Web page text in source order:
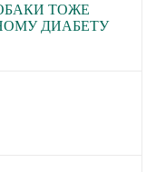
ТОЖЕ
ДИАБЕТУ